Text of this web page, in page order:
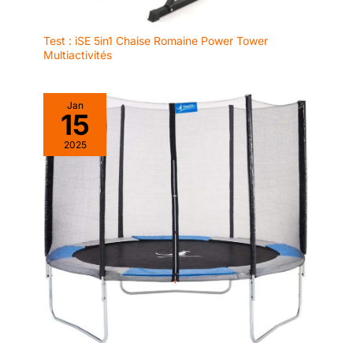
Capteur Optique Haute
connectée femme et homme
assure un suivi continu 24h/24
de votre fréquence cardiaque et
du taux d'oxygène dans le sang
(SpO2). Le système émet une
alerte automatique en cas
d'anomalie du rythme
cardiaque, offrant une sécurité
proactive. Ces mesures
précises aident à comprendre
l'impact de vos activités sur
votre forme. Note : Ce produit
n'est pas un dispositif médical ;
les données sont fournies à titre
indicatif pour le suivi du fitness
et du bien-être général, visant
une gestion simplifiée de votre
capital santé au quotidien.
✅[Sommeil, Stress & Suivi du
Cycle Féminin] Optimisez votre
repos avec une analyse
Test : iSE 5in1 Chaise Romaine Power Tower
Multiactivités
Jan
15
2025